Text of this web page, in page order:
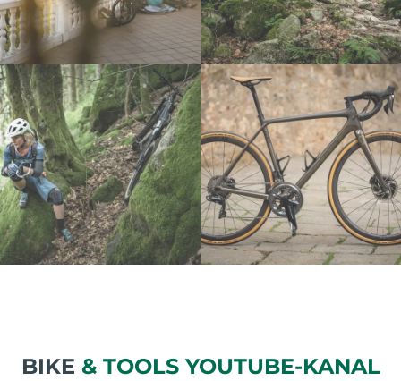
BIKE & TOOLS YOUTUBE-KANAL